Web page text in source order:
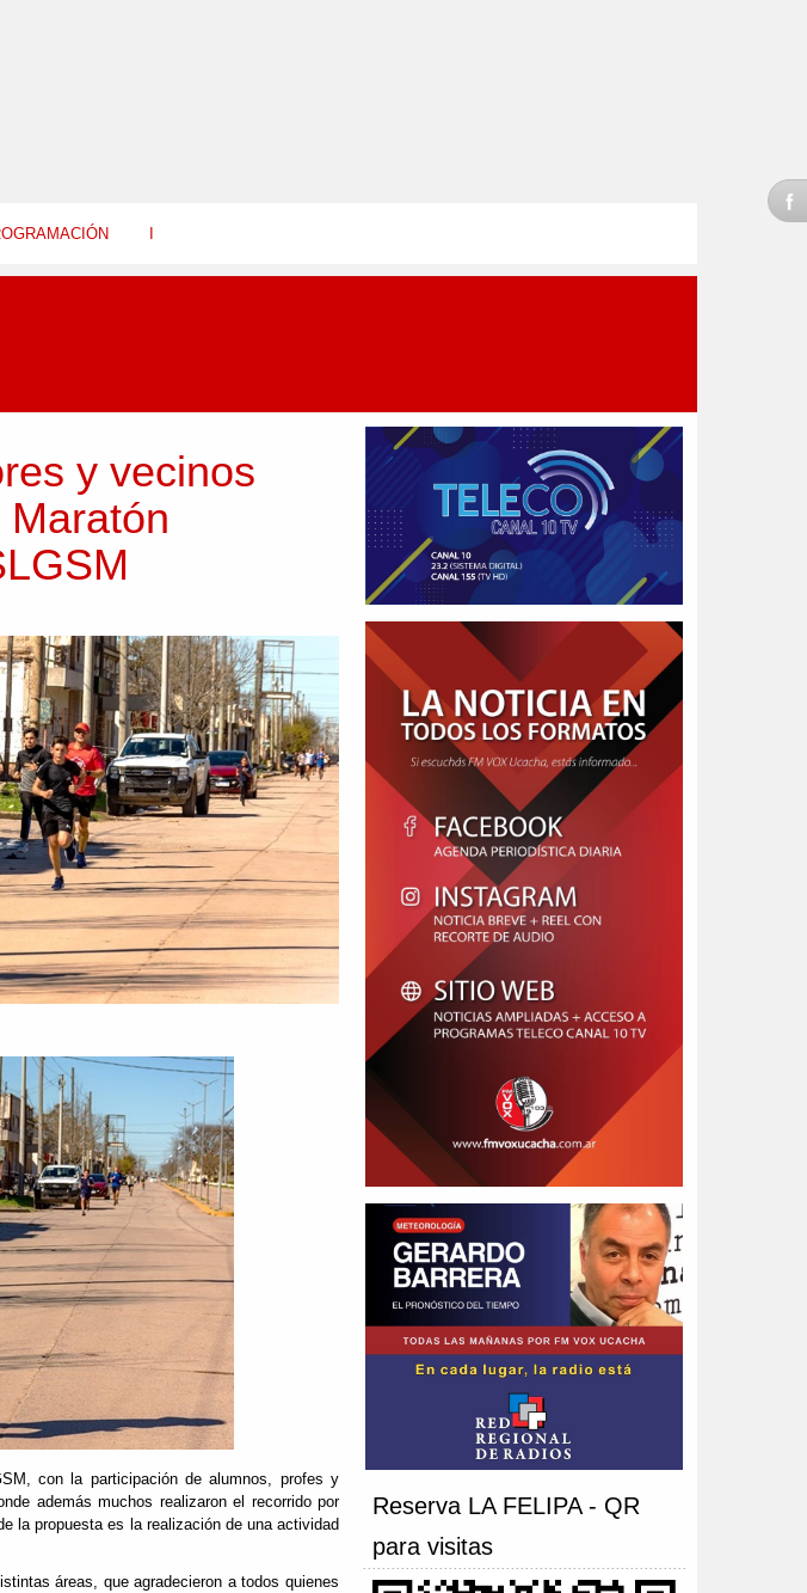
I
y vecinos
con la participación de alumnos, profes y
además muchos realizaron el recorrido por
la propuesta es la realización de una actividad
áreas, que agradecieron a todos quienes
Reserva LA FELIPA - QR
para visitas